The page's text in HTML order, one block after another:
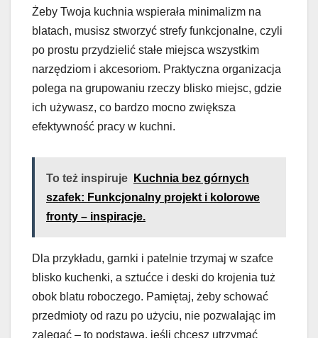
Żeby Twoja kuchnia wspierała minimalizm na
blatach, musisz stworzyć strefy funkcjonalne, czyli
po prostu przydzielić stałe miejsca wszystkim
narzędziom i akcesoriom. Praktyczna organizacja
polega na grupowaniu rzeczy blisko miejsc, gdzie
ich używasz, co bardzo mocno zwiększa
efektywność pracy w kuchni.
To też inspiruje
Kuchnia bez górnych
szafek: Funkcjonalny projekt i kolorowe
fronty – inspiracje.
Dla przykładu, garnki i patelnie trzymaj w szafce
blisko kuchenki, a sztućce i deski do krojenia tuż
obok blatu roboczego. Pamiętaj, żeby schować
przedmioty od razu po użyciu, nie pozwalając im
zalegać – to podstawa, jeśli chcesz utrzymać